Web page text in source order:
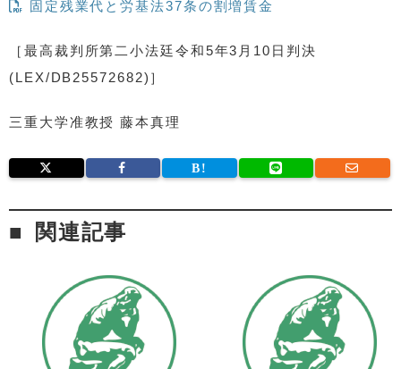
固定残業代と労基法37条の割増賃金
［最高裁判所第二小法廷令和5年3月10日判決
(LEX/DB25572682)］
三重大学准教授 藤本真理
関連記事